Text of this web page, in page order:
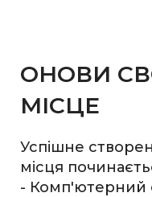
ОНОВИ
МІСЦЕ
Успішне
місця
- Комп'ютерний